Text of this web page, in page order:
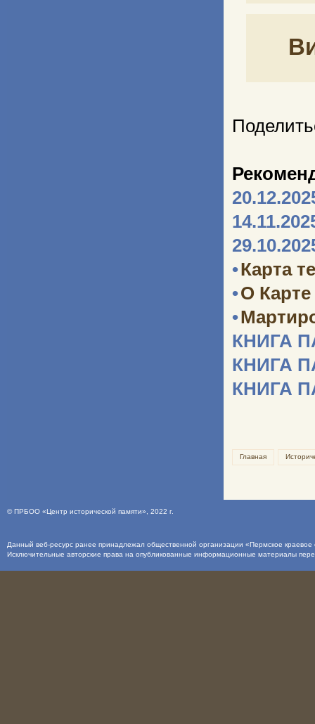
•Карта
•О
•
КНИГА
КНИГА
КНИГА
Главная
©ПРБОО «Центр исторической памяти» , 2022 г.
Данный веб-ресурс ранее принадлежал общественной организации «Пермское
Исключительные авторские права на опубликованные информационные материалы